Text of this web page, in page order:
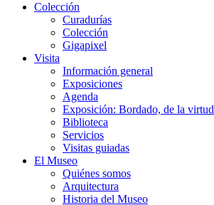
Colección
Curadurías
Colección
Gigapixel
Visita
Información general
Exposiciones
Agenda
Exposición: Bordado, de la virtud
Biblioteca
Servicios
Visitas guiadas
El Museo
Quiénes somos
Arquitectura
Historia del Museo